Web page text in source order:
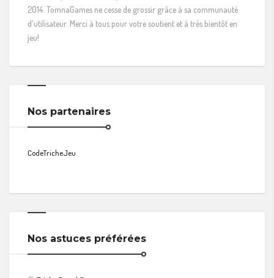
2014. TomnaGames ne cesse de grossir grâce à sa communauté
d'utilisateur. Merci à tous pour votre soutient et à très bientôt en
jeu!
Nos partenaires
CodeTricheJeu
Nos astuces préférées